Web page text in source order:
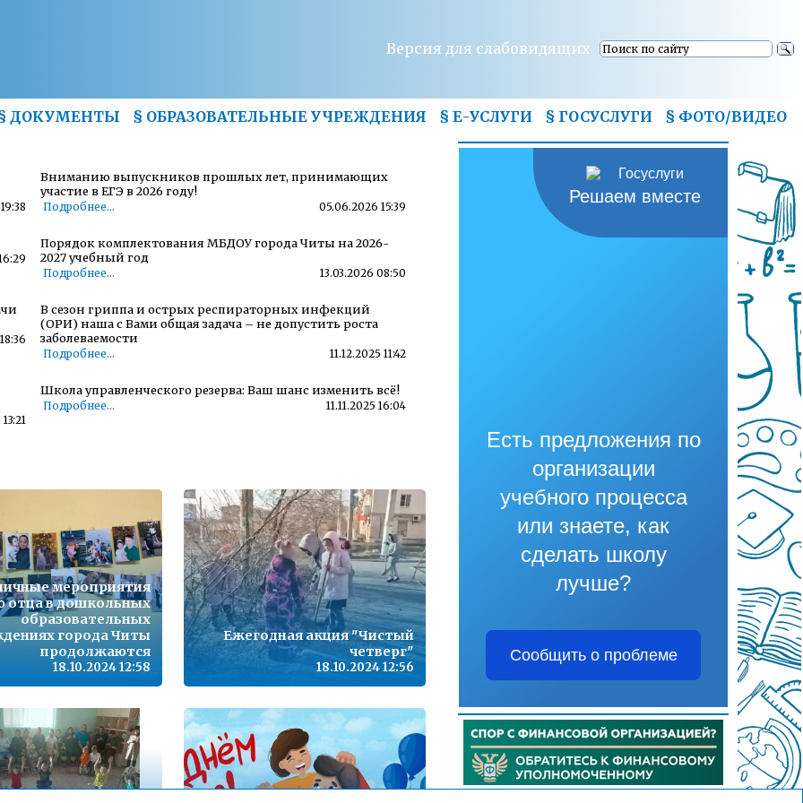
Версия для слабовидящих
ДОКУМЕНТЫ § ОБРАЗОВАТЕЛЬНЫЕ УЧРЕЖДЕНИЯ § Е-УСЛУГИ § ГОСУСЛУГИ § ФОТО/ВИДЕО
Вниманию выпускников прошлых лет, принимающих
участие в ЕГЭ в 2026 году!
Подробнее... 05.06.2026 15:39
Порядок комплектования МБДОУ города Читы на 2026-
2027 учебный год
Подробнее... 13.03.2026 08:50
В сезон гриппа и острых респираторных инфекций
(ОРИ) наша с Вами общая задача – не допустить роста
заболеваемости
Подробнее... 11.12.2025 11:42
Школа управленческого резерва: Ваш шанс изменить всё!
Подробнее... 11.11.2025 16:04
Телефон горячей линии по вопросам организации и
проведения государственной итоговой аттестации по
образовательным программам основного общего
образования и среднего общего образования - 35-30-21
Подробнее... 15.10.2021 13:17
Горячая линия по вопросам школьного образования – 35-
30-21
Подробнее... 24.09.2020 13:09
мероприятия
отца в дошкольных
образовательных
города Читы
продолжаются
18.10.2024 12:58
Ежегодная акция "Чистый
четверг"
18.10.2024 12:56
Решаем вместе
Есть предложения по
организации
учебного процесса
или знаете, как
сделать школу
лучше?
Сообщить о проблеме